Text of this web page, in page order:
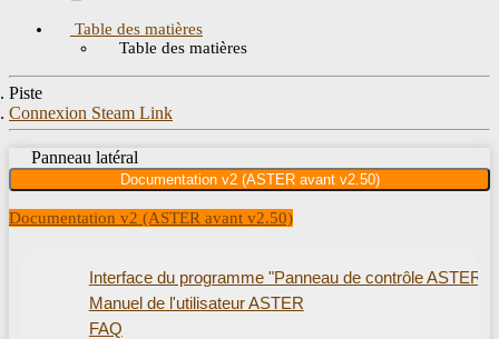
Table des matières
Table des matières
Piste
Connexion Steam Link
Panneau latéral
Documentation v2 (ASTER avant v2.50)
Documentation v2 (ASTER avant v2.50)
Interface du programme "Panneau de contrôle ASTER"
Manuel de l'utilisateur ASTER
FAQ